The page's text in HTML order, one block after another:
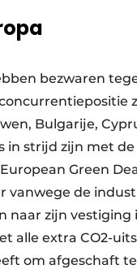
bezwaren
Bulgarije,
in strijd zijn met
Green
vanwege de
naar zijn
alle extra CO2-
om afgeschaft